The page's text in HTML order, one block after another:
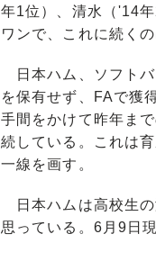
年1位）、清水（'14
ワンで、これに続く
日本ハム、ソフトバ
を保有せず、FAで獲
手間をかけて昨年ま
続している。これは
一線を画す。
日本ハムは高校生の
思っている。6月9日